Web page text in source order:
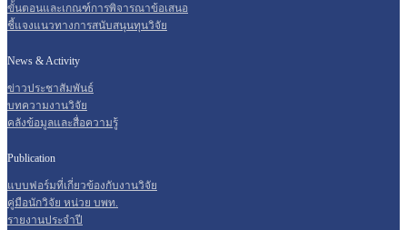
ขั้นตอนและเกณฑ์การพิจารณาข้อเสนอ
ชี้แจงแนวทางการสนับสนุนทุนวิจัย
News & Activity
ข่าวประชาสัมพันธ์
บทความงานวิจัย
คลังข้อมูลและสื่อความรู้
Publication
แบบฟอร์มที่เกี่ยวข้องกับงานวิจัย
คู่มือนักวิจัย หน่วย บพท.
รายงานประจำปี